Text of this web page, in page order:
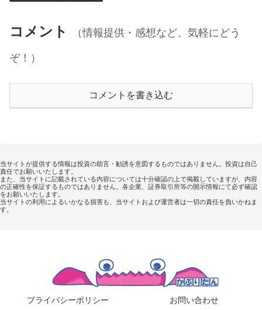
コメント
（情報提供・感想など、気軽にどう
ぞ！）
コメントを書き込む
当サイトが提供する情報は投資の助言・勧誘を意図するものではありません。投資は自己
責任でお願いいたします。
また、当サイトに記載されている内容については十分確認の上で掲載していますが、内容
の正確性を保証するものではありません。各企業、証券取引所等の開示情報にて必ず確認
をお願いいたします。
当サイトの利用によるいかなる損害も、当サイトおよび運営者は一切の責任を負いかねま
す。
プライバシーポリシー お問い合わせ